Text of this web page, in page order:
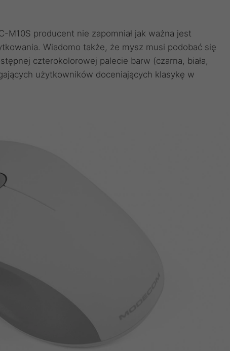
M10S producent nie zapomniał jak ważna jest
Wiadomo także, że mysz musi podobać się
czterokolorowej palecie barw (czarna, biała,
użytkowników doceniających klasykę w